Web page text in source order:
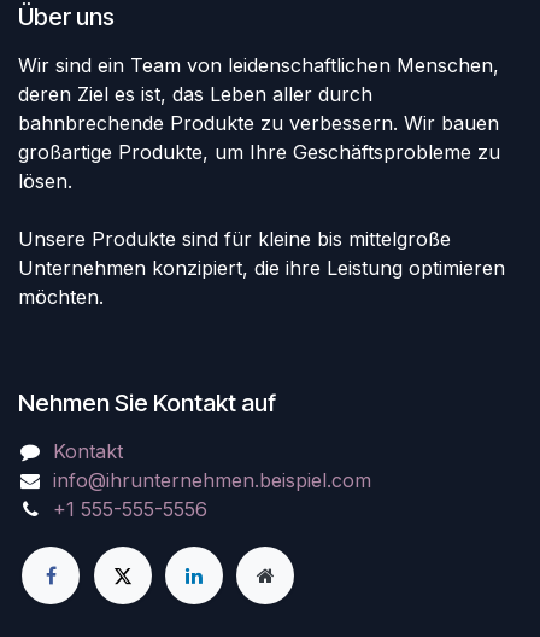
Über uns
Wir sind ein Team von leidenschaftlichen Menschen,
deren Ziel es ist, das Leben aller durch
bahnbrechende Produkte zu verbessern. Wir bauen
großartige Produkte, um Ihre Geschäftsprobleme zu
lösen.
Unsere Produkte sind für kleine bis mittelgroße
Unternehmen konzipiert, die ihre Leistung optimieren
möchten.
Nehmen Sie Kontakt auf
Kontakt
info@ihrunternehmen.beispiel.com
+1 555-555-5556